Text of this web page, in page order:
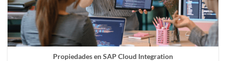
Propiedades en SAP Cloud Integration